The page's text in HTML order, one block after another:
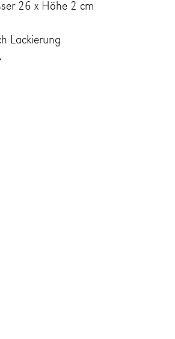
26 x Höhe 2 cm
Lackierung